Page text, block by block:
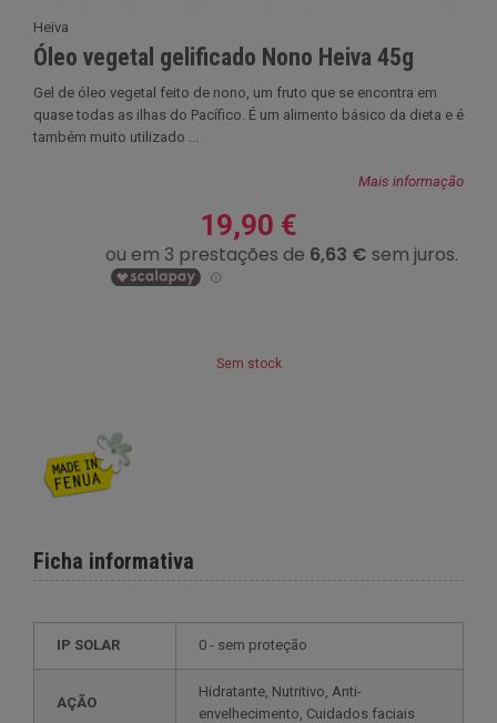
Heïva
Óleo vegetal gelificado Nono Heiva 45g
Gel de óleo vegetal feito de nono, um fruto que se encontra em
quase todas as ilhas do Pacífico. É um alimento básico da dieta e é
também muito utilizado ...
Mais informação
19,90 €
Sem stock
Ficha informativa
IP SOLAR 0 - sem proteção
AÇÃO
Hidratante, Nutritivo, Anti-
envelhecimento, Cuidados faciais